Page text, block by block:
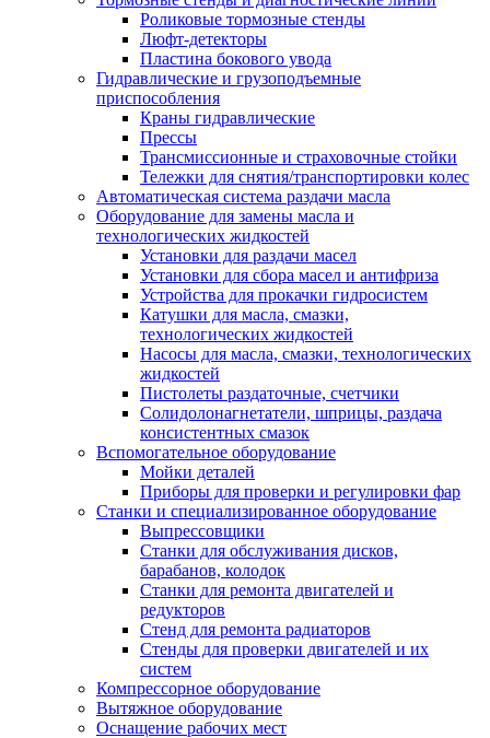
Роликовые тормозные стенды
Люфт-детекторы
Пластина бокового увода
Гидравлические и грузоподъемные
приспособления
Краны гидравлические
Прессы
Трансмиссионные и страховочные стойки
Тележки для снятия/транспортировки колес
Автоматическая система раздачи масла
Оборудование для замены масла и
технологических жидкостей
Установки для раздачи масел
Установки для сбора масел и антифриза
Устройства для прокачки гидросистем
Катушки для масла, смазки,
технологических жидкостей
Насосы для масла, смазки, технологических
жидкостей
Пистолеты раздаточные, счетчики
Солидолонагнетатели, шприцы, раздача
консистентных смазок
Вспомогательное оборудование
Мойки деталей
Приборы для проверки и регулировки фар
Станки и специализированное оборудование
Выпрессовщики
Станки для обслуживания дисков,
барабанов, колодок
Станки для ремонта двигателей и
редукторов
Стенд для ремонта радиаторов
Стенды для проверки двигателей и их
систем
Компрессорное оборудование
Вытяжное оборудование
Оснащение рабочих мест